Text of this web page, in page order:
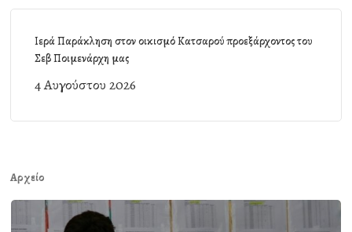
Ιερά Παράκληση στον οικισμό Κατσαρού προεξάρχοντος του
Σεβ Ποιμενάρχη μας
4 Αυγούστου 2026
Αρχείο